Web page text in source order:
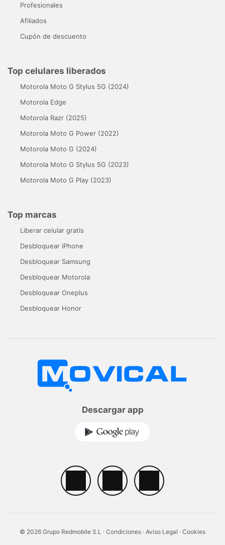
Profesionales
Afiliados
Cupón de descuento
Top celulares liberados
Motorola Moto G Stylus 5G (2024)
Motorola Edge
Motorola Razr (2025)
Motorola Moto G Power (2022)
Motorola Moto G (2024)
Motorola Moto G Stylus 5G (2023)
Motorola Moto G Play (2023)
Top marcas
Liberar celular gratis
Desbloquear iPhone
Desbloquear Samsung
Desbloquear Motorola
Desbloquear Oneplus
Desbloquear Honor
Descargar app
© 2026 Grupo Redmobile S.L · Condiciones · Aviso Legal · Cookies